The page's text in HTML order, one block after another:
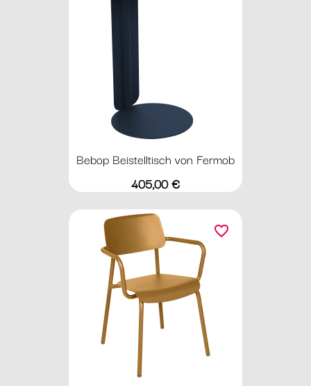
Bebop Beistelltisch von Fermob
Preis
405,00 €
favorite_border